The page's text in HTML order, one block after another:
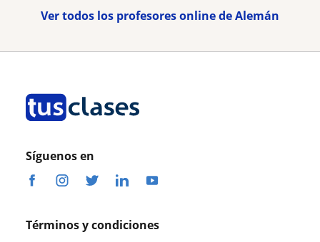
Ver todos los profesores online de Alemán
Síguenos en
Términos y condiciones